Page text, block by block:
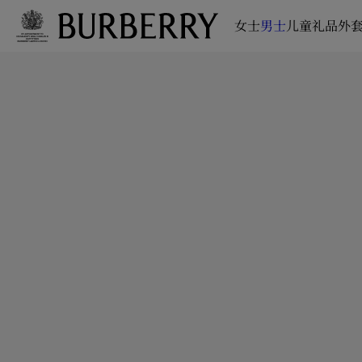
女士男士儿童礼品外